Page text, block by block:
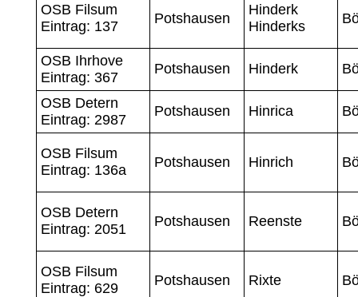
OSB Filsum
Eintrag: 137
Potshausen
Hinderk
Hinderks
OSB Ihrhove
Eintrag: 367
Potshausen Hinderk
OSB Detern
Eintrag: 2987
Potshausen Hinrica
OSB Filsum
Eintrag: 136a
Potshausen Hinrich
OSB Detern
Eintrag: 2051
Potshausen Reenste
OSB Filsum
Eintrag: 629
Potshausen Rixte